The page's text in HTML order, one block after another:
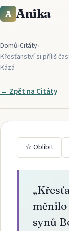
A Anika
Domů›Citáty›
Křesťanství si příliš
Kázá
← Zpět na Citáty
☆ Oblíbit
„
měnilo
synů